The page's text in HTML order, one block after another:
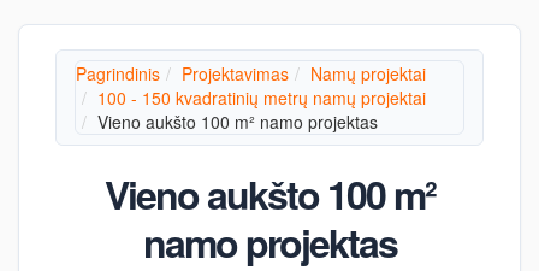
Pagrindinis Projektavimas
Namų projektai
100 - 150 kvadratinių metrų namų projektai
Vieno aukšto 100 m² namo projektas
Vieno aukšto 100 m²
namo projektas